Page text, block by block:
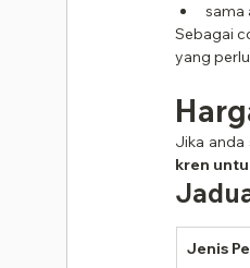
sama
Sebagai
yang
Jika anda
kren
Jenis